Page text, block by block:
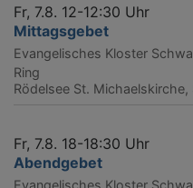
Fr, 7.8. 12-12:30 Uhr
Mittagsgebet
Evangelisches Kloster
Ring
Rödelsee St. Michaelskirche,
Fr, 7.8. 18-18:30 Uhr
Abendgebet
Evangelisches Kloster